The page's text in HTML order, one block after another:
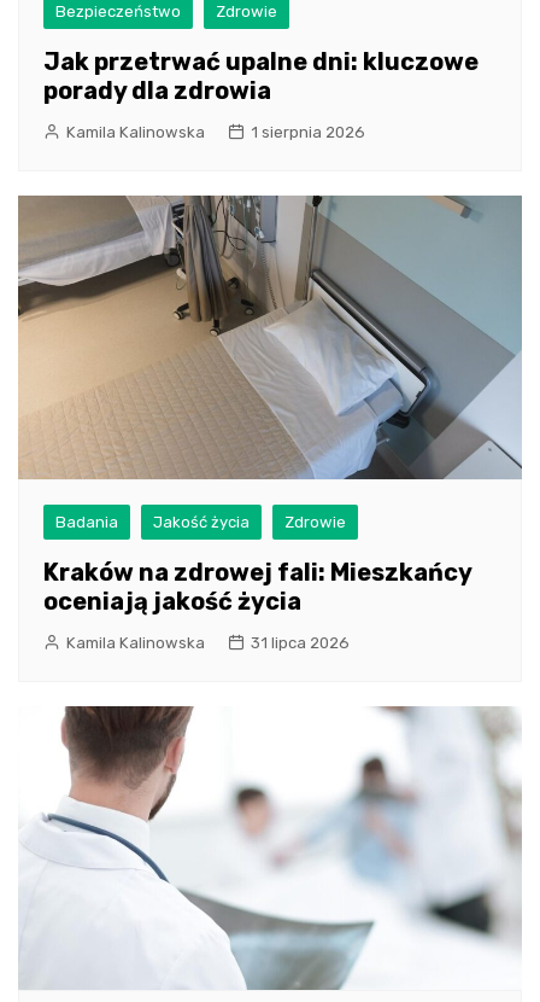
Bezpieczeństwo Zdrowie
Jak przetrwać upalne dni: kluczowe
porady dla zdrowia
Kamila Kalinowska 1 sierpnia 2026
Badania Jakość życia Zdrowie
Kraków na zdrowej fali: Mieszkańcy
oceniają jakość życia
Kamila Kalinowska 31 lipca 2026